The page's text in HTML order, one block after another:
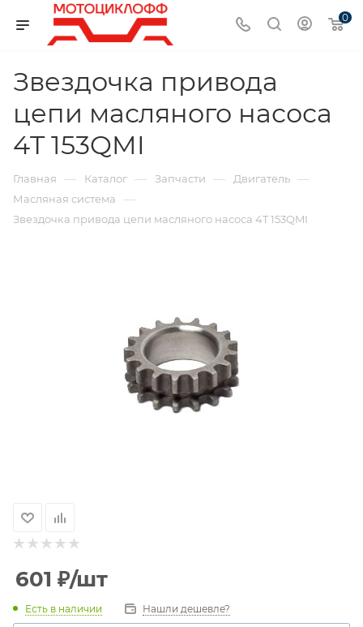
0
Звездочка привода
цепи масляного насоса
4T 153QMI
Главная — Каталог — Запчасти — Двигатель —
Масляная система —
Звездочка привода цепи масляного насоса 4T 153QMI
601 ₽/шт
Есть в наличии Нашли дешевле?